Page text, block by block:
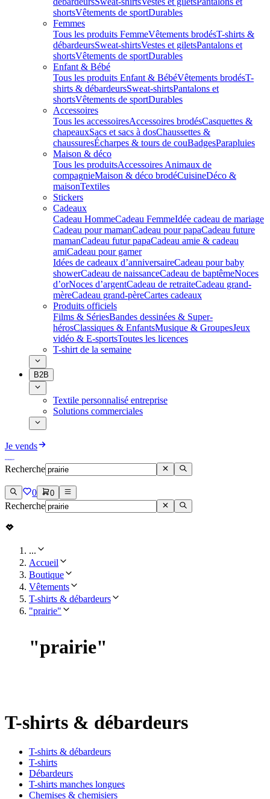
shortsVêtements de sportDurables
Femmes
Tous les produits FemmeVêtements brodésT-shirts &
débardeursSweat-shirtsVestes et giletsPantalons et
shortsVêtements de sportDurables
Enfant & Bébé
Tous les produits Enfant & BébéVêtements brodésT-
shirts & débardeursSweat-shirtsPantalons et
shortsVêtements de sportDurables
Accessoires
Tous les accessoiresAccessoires brodésCasquettes &
chapeauxSacs et sacs à dosChaussettes &
chaussuresÉcharpes & tours de couBadgesParapluies
Maison & déco
Tous les produitsAccessoires Animaux de
compagnieMaison & déco brodéCuisineDéco &
maisonTextiles
Stickers
Cadeaux
Cadeau HommeCadeau FemmeIdée cadeau de mariage​
Cadeau pour mamanCadeau pour papaCadeau future
mamanCadeau futur papaCadeau amie & cadeau
amiCadeau pour gamer
Idées de cadeaux d’anniversaireCadeau pour baby
showerCadeau de naissanceCadeau de baptêmeNoces
d’orNoces d’argentCadeau de retraiteCadeau grand-
mèreCadeau grand-pèreCartes cadeaux
Produits officiels
Films & SériesBandes dessinées & Super-
hérosClassiques & EnfantsMusique & GroupesJeux
vidéo & E-sportsToutes les licences
T-shirt de la semaine
B2B
Textile personnalisé entreprise
Solutions commerciales
Je vends
Recherche
0 0
Recherche
...
Accueil
Boutique
Vêtements
T-shirts & débardeurs
"prairie"
"prairie"
T-shirts & débardeurs
T-shirts & débardeurs
T-shirts
Débardeurs
T-shirts manches longues
Chemises & chemisiers